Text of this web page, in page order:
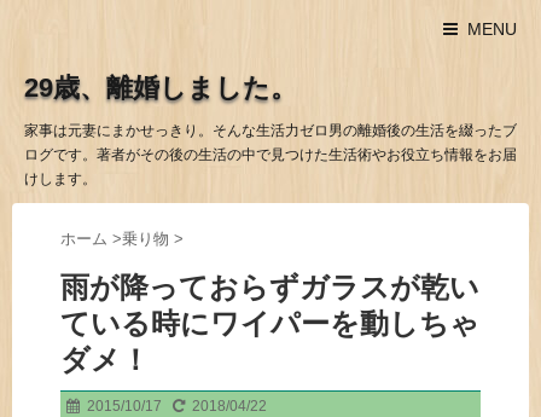
MENU
29歳、離婚しました。
家事は元妻にまかせっきり。そんな生活力ゼロ男の離婚後の生活を綴ったブ
ログです。著者がその後の生活の中で見つけた生活術やお役立ち情報をお届
けします。
ホーム >乗り物 >
雨が降っておらずガラスが乾い
ている時にワイパーを動しちゃ
ダメ！
2015/10/17 2018/04/22